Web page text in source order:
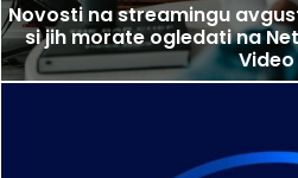
Novosti na streamingu
si jih morate ogledati na
Video